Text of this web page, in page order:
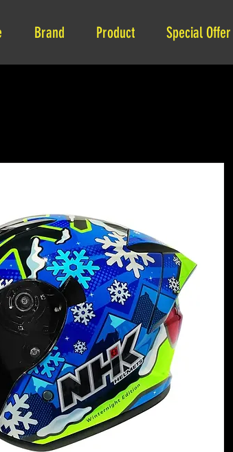
Brand Product Special Offer